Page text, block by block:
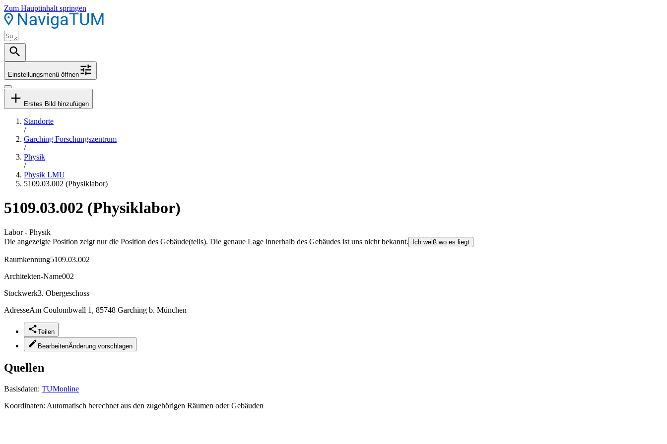
Zum Hauptinhalt springen
Einstellungsmenü öffnen
Erstes Bild hinzufügen
Standorte
/
Garching Forschungszentrum
/
Physik
/
Physik LMU
5109.03.002 (Physiklabor)
5109.03.002 (Physiklabor)
Labor - Physik
Die angezeigte Position zeigt nur die Position des Gebäude(teils). Die genaue Lage innerhalb des Gebäudes ist uns nicht bekannt.
Ich weiß wo es liegt
Raumkennung5109.03.002
Architekten-Name002
Stockwerk3. Obergeschoss
AdresseAm Coulombwall 1, 85748 Garching b. München
Teilen
BearbeitenÄnderung vorschlagen
Quellen
Basisdaten: TUMonline
Koordinaten: Automatisch berechnet aus den zugehörigen Räumen oder Gebäuden